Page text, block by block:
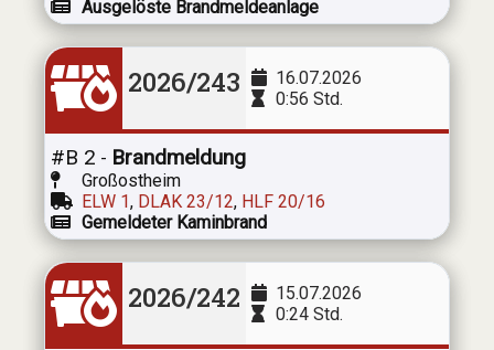
Ausgelöste Brandmeldeanlage
2026/243
16.07.2026
0:56 Std.
#B 2 - Brandmeldung
Großostheim
ELW 1, DLAK 23/12, HLF 20/16
Gemeldeter Kaminbrand
2026/242
15.07.2026
0:24 Std.